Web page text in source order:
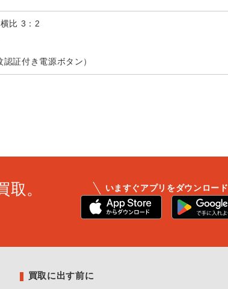
比 3：2
証付き電源ボタン）
。
いますぐアプリをダウンロード
買取に出す前に